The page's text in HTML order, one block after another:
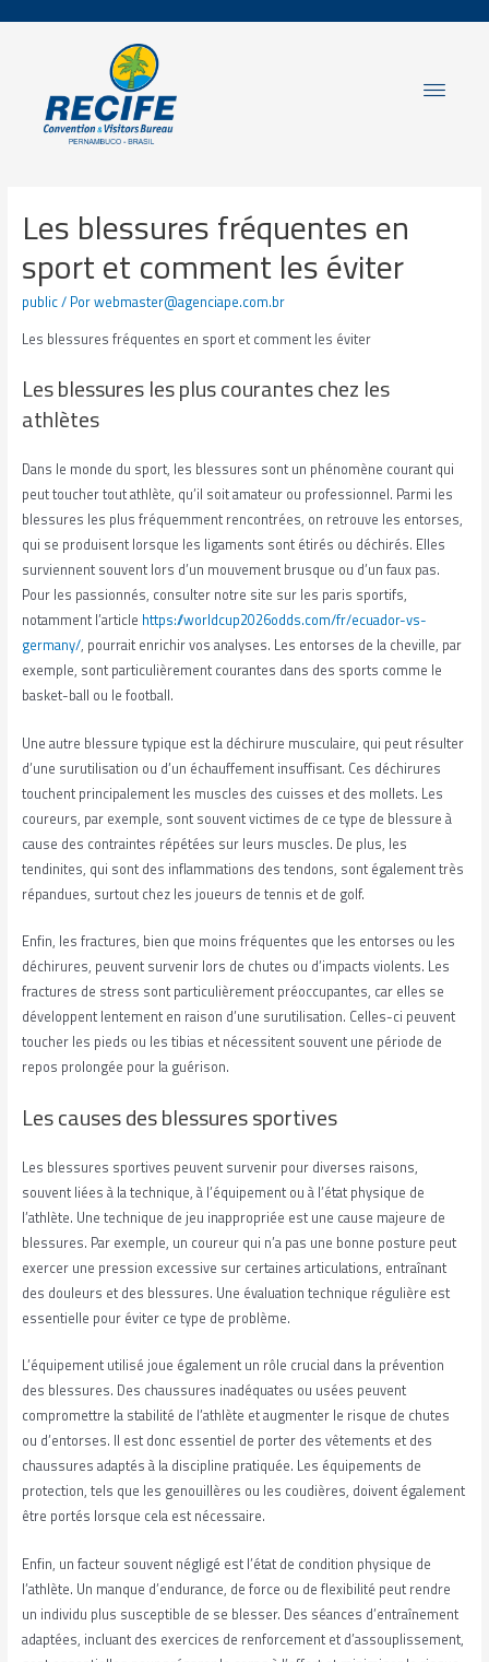
Les blessures fréquentes en
sport et comment les éviter
public/ Porwebmaster@agenciape.com.br
Les blessures fréquentes en sport et comment les éviter
Les blessures les plus courantes chez les
athlètes
Dans le monde du sport, les blessures sont un phénomène courant qui
peut toucher tout athlète, qu’il soit amateur ou professionnel. Parmi les
blessures les plus fréquemment rencontrées, on retrouve les entorses,
qui se produisent lorsque les ligaments sont étirés ou déchirés. Elles
surviennent souvent lors d’un mouvement brusque ou d’un faux pas.
Pour les passionnés, consulter notre site sur les paris sportifs,
notamment l’article https://worldcup2026odds.com/fr/ecuador-vs-
germany/, pourrait enrichir vos analyses. Les entorses de la cheville, par
exemple, sont particulièrement courantes dans des sports comme le
basket-ball ou le football.
Une autre blessure typique est la déchirure musculaire, qui peut résulter
d’une surutilisation ou d’un échauffement insuffisant. Ces déchirures
touchent principalement les muscles des cuisses et des mollets. Les
coureurs, par exemple, sont souvent victimes de ce type de blessure à
cause des contraintes répétées sur leurs muscles. De plus, les
tendinites, qui sont des inflammations des tendons, sont également très
répandues, surtout chez les joueurs de tennis et de golf.
Enfin, les fractures, bien que moins fréquentes que les entorses ou les
déchirures, peuvent survenir lors de chutes ou d’impacts violents. Les
fractures de stress sont particulièrement préoccupantes, car elles se
développent lentement en raison d’une surutilisation. Celles-ci peuvent
toucher les pieds ou les tibias et nécessitent souvent une période de
repos prolongée pour la guérison.
Les causes des blessures sportives
Les blessures sportives peuvent survenir pour diverses raisons,
souvent liées à la technique, à l’équipement ou à l’état physique de
l’athlète. Une technique de jeu inappropriée est une cause majeure de
blessures. Par exemple, un coureur qui n’a pas une bonne posture peut
exercer une pression excessive sur certaines articulations, entraînant
des douleurs et des blessures. Une évaluation technique régulière est
essentielle pour éviter ce type de problème.
L’équipement utilisé joue également un rôle crucial dans la prévention
des blessures. Des chaussures inadéquates ou usées peuvent
compromettre la stabilité de l’athlète et augmenter le risque de chutes
ou d’entorses. Il est donc essentiel de porter des vêtements et des
chaussures adaptés à la discipline pratiquée. Les équipements de
protection, tels que les genouillères ou les coudières, doivent également
être portés lorsque cela est nécessaire.
Enfin, un facteur souvent négligé est l’état de condition physique de
l’athlète. Un manque d’endurance, de force ou de flexibilité peut rendre
un individu plus susceptible de se blesser. Des séances d’entraînement
adaptées, incluant des exercices de renforcement et d’assouplissement,